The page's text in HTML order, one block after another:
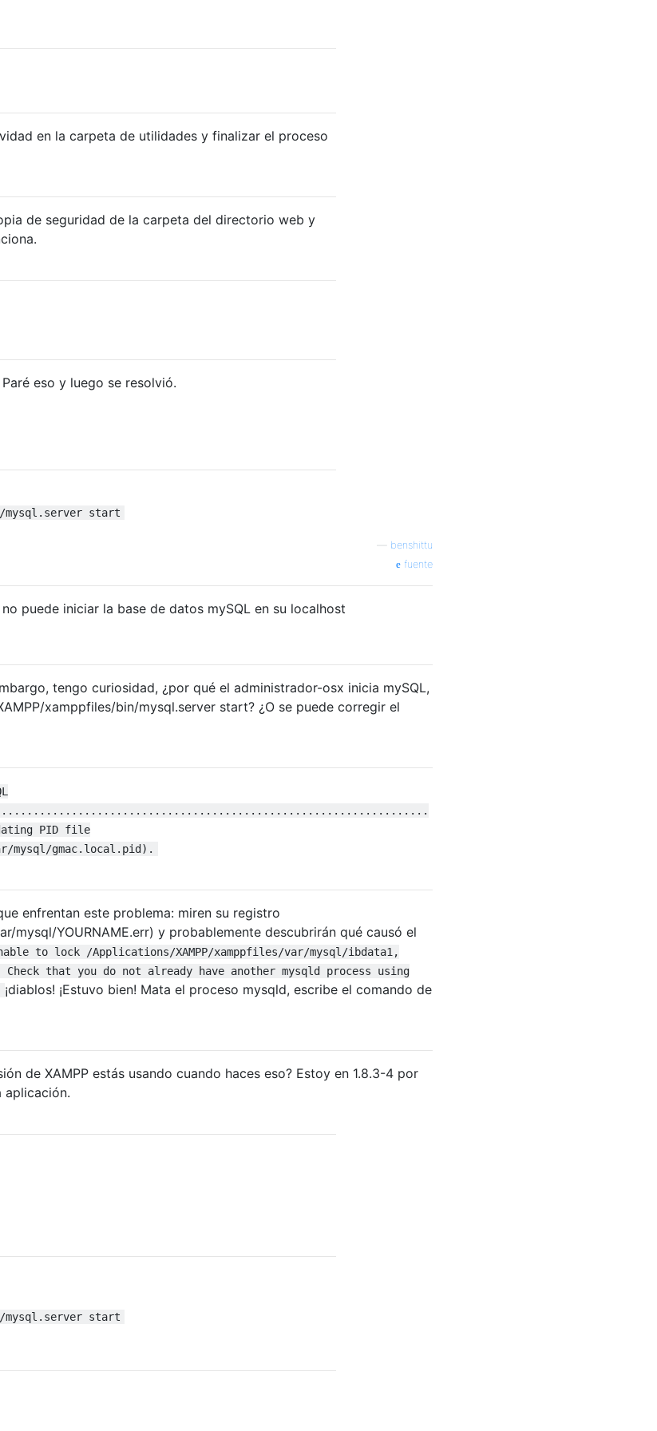
en la carpeta de utilidades y finalizar el proceso
de seguridad de la carpeta del directorio web y
eso y luego se resolvió.
mysql.server start
benshittu
fuente
puede iniciar la base de datos mySQL en su localhost
tengo curiosidad, ¿por qué el administrador-osx inicia mySQL,
xamppfiles/bin/mysql.server start? ¿O se puede corregir el
PID file
mysql/gmac.local.pid).
enfrentan este problema: miren su registro
mysql/YOURNAME.err) y probablemente descubrirán qué causó el
to lock /Applications/XAMPP/xamppfiles/var/mysql/ibdata1,
Check that you do not already have another mysqld process using
¡diablos! ¡Estuvo bien! Mata el proceso mysqld, escribe el comando de
de XAMPP estás usando cuando haces eso? Estoy en 1.8.3-4 por
aplicación.
mysql.server start